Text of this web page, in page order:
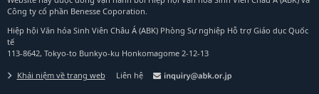
Công ty cổ phần Benesse Coporation.
Hiệp hội Văn hóa Sinh Viên Châu Á (ABK) Phòng Sự nghiệp Hỗ trợ Giáo dục Quốc
tế
113-8642, Tokyo-to Bunkyo-ku Honkomagome 2-12-13
Khái niệm về trang web Liên hệ